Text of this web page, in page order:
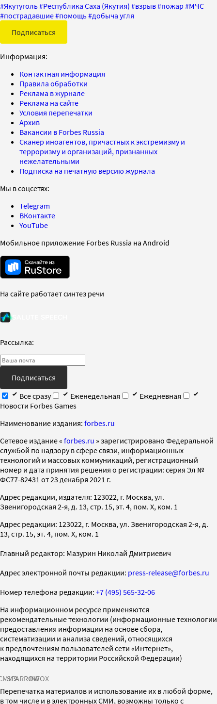
#Якутуголь#Республика Саха (Якутия) #взрыв#пожар #МЧС
#пострадавшие#помощь#добыча угля
Подписаться
Информация:
Контактная информация
Правила обработки
Реклама в журнале
Реклама на сайте
Условия перепечатки
Архив
Вакансии в Forbes Russia
Сканер иноагентов, причастных к экстремизму и
терроризму и организаций, признанных
нежелательными
Подписка на печатную версию журнала
Мы в соцсетях:
Telegram
ВКонтакте
YouTube
Мобильное приложение Forbes Russia на Android
На сайте работает синтез речи
Рассылка:
Подписаться
Все сразу
Еженедельная
Ежедневная
Новости Forbes Games
Наименование издания: forbes.ru
Cетевое издание « forbes.ru » зарегистрировано Федеральной
службой по надзору в сфере связи, информационных
технологий и массовых коммуникаций, регистрационный
номер и дата принятия решения о регистрации: серия Эл №
ФС77-82431 от 23 декабря 2021 г.
Адрес редакции, издателя: 123022, г. Москва, ул.
Звенигородская 2-я, д. 13, стр. 15, эт. 4, пом. X, ком. 1
Адрес редакции: 123022, г. Москва, ул. Звенигородская 2-я, д.
13, стр. 15, эт. 4, пом. X, ком. 1
Главный редактор: Мазурин Николай Дмитриевич
Адрес электронной почты редакции: press-release@forbes.ru
Номер телефона редакции: +7 (495) 565-32-06
На информационном ресурсе применяются
рекомендательные технологии (информационные технологии
предоставления информации на основе сбора,
систематизации и анализа сведений, относящихся
к предпочтениям пользователей сети «Интернет»,
находящихся на территории Российской Федерации)
SPARROWINFOX
Перепечатка материалов и использование их в любой форме,
в том числе и в электронных СМИ, возможны только с